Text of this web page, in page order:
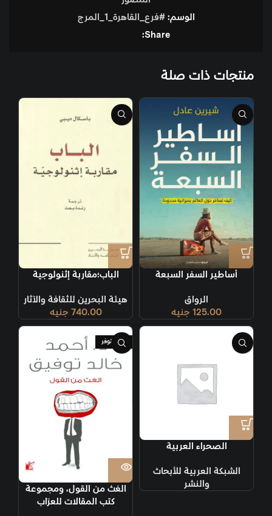
الوسم: #فرع_القاهرة_1_المرج
Share:
منتجات ذات صلة
أساطير السفر السبعة
الرواق
125.00 جنيه
الباب؛مقاربة إثنولوجية
هيئة البحرين للثقافة والآثار
740.00 جنيه
الصحراء العربية
الشبكة العربية للأبحاث
والنشر
غير متوفر
الغث من القول، ومجموعة
كتب المقالات للعرّاب